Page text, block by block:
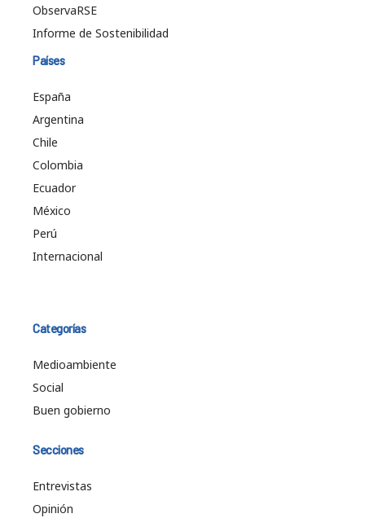
ObservaRSE
Informe de Sostenibilidad
Países
España
Argentina
Chile
Colombia
Ecuador
México
Perú
Internacional
Categorías
Medioambiente
Social
Buen gobierno
Secciones
Entrevistas
Opinión